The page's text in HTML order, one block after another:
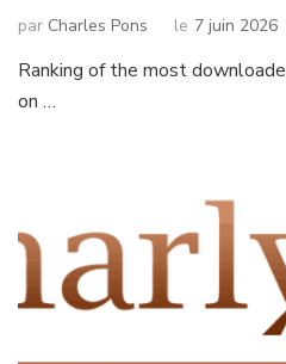
par Charles Pons le 7 juin 2026
Ranking of the most
on …